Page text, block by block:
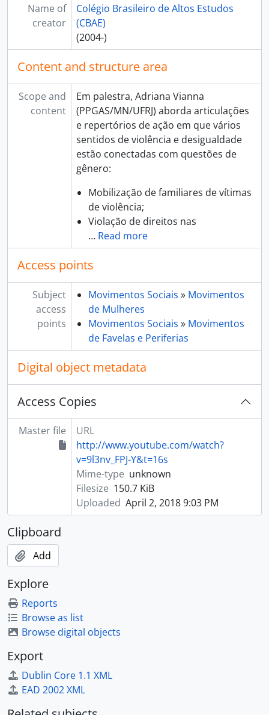
Name of
creator
Colégio Brasileiro de Altos Estudos
(CBAE)
(2004-)
Content and structure area
Scope and
content
Em palestra, Adriana Vianna
(PPGAS/MN/UFRJ) aborda articulações
e repertórios de ação em que vários
sentidos de violência e desigualdade
estão conectadas com questões de
gênero:
Mobilização de familiares de vítimas
de violência;
Violação de direitos nas
… Read more
Access points
Subject
access
points
Movimentos Sociais » Movimentos
de Mulheres
Movimentos Sociais » Movimentos
de Favelas e Periferias
Digital object metadata
Access Copies
Master file
URL
http://www.youtube.com/watch?
v=9l3nv_FPJ-Y&t=16s
Mime-type unknown
Filesize 150.7 KiB
Uploaded April 2, 2018 9:03 PM
Clipboard
Add
Explore
Reports
Browse as list
Browse digital objects
Export
Dublin Core 1.1 XML
EAD 2002 XML